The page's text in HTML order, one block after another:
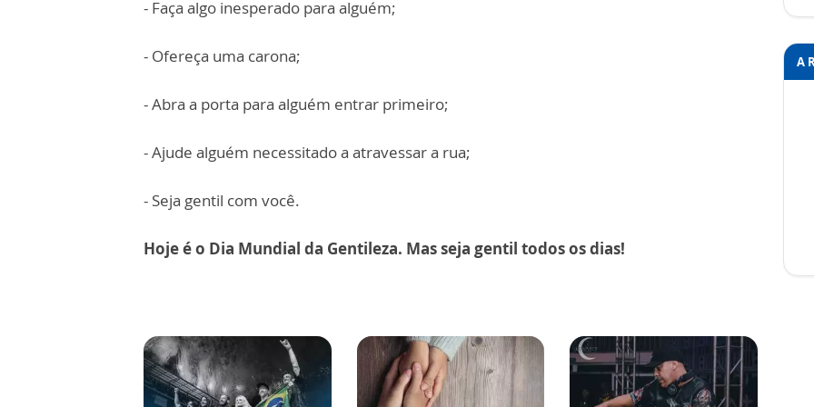
- Faça algo inesperado para alguém;
- Ofereça uma carona;
- Abra a porta para alguém entrar primeiro;
- Ajude alguém necessitado a atravessar a rua;
- Seja gentil com você.
Hoje é o Dia Mundial da Gentileza. Mas seja gentil todos os dias!
A